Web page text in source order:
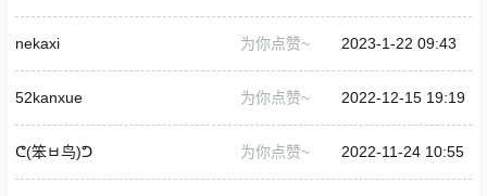
nekaxi 为你点赞~ 2023-1-22 09:43
52kanxue 为你点赞~ 2022-12-15 19:19
ᕦ(笨ㅂ鸟)ᕤ 为你点赞~ 2022-11-24 10:55